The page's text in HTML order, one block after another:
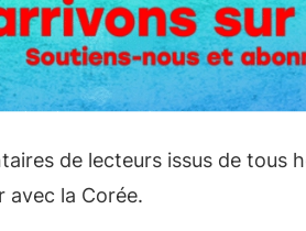
de lecteurs issus de tous
avec la Corée.